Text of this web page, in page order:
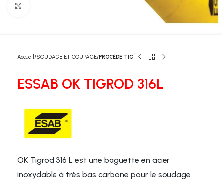
Accueil SOUDAGE ET COUPAGE PROCÉDÉ TIG
ESSAB OK TIGROD 316L
OK Tigrod 316 L est une baguette en acier
inoxydable à très bas carbone pour le soudage